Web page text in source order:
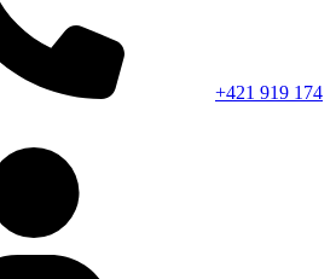
+421 919 174